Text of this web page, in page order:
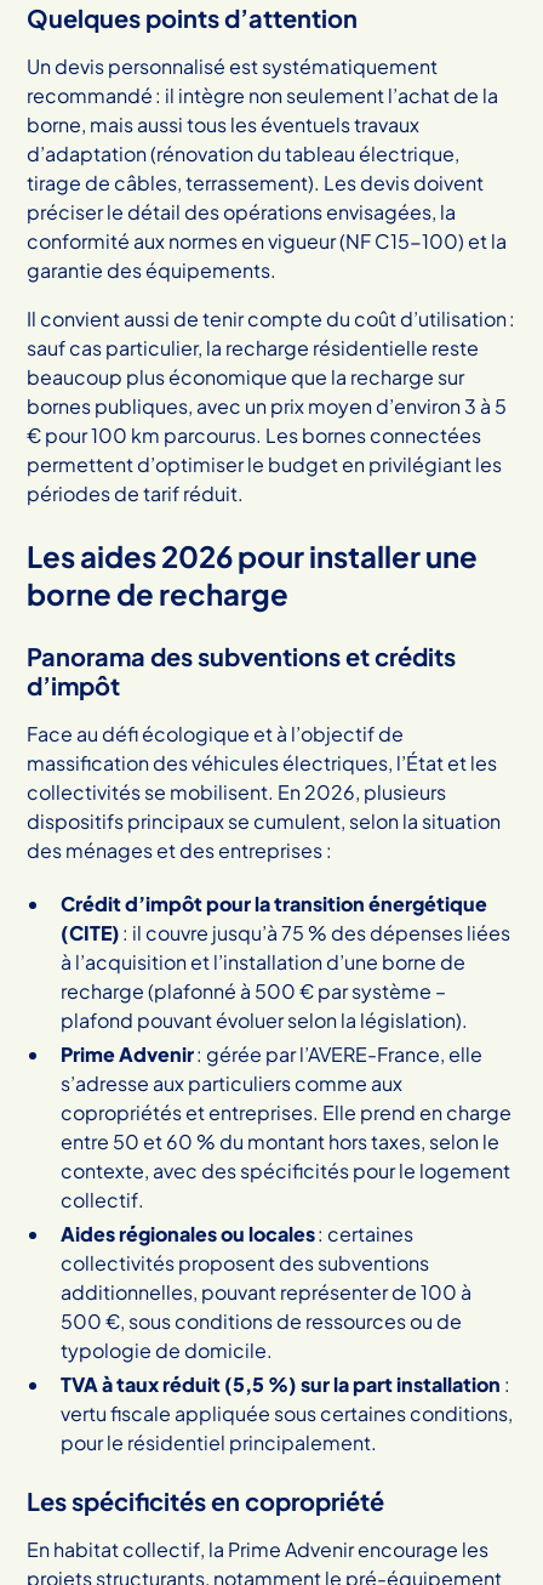
Quelques points d’attention
Un devis personnalisé est systématiquement
recommandé : il intègre non seulement l’achat de la
borne, mais aussi tous les éventuels travaux
d’adaptation (rénovation du tableau électrique,
tirage de câbles, terrassement). Les devis doivent
préciser le détail des opérations envisagées, la
conformité aux normes en vigueur (NF C15-100) et la
garantie des équipements.
Il convient aussi de tenir compte du coût d’utilisation :
sauf cas particulier, la recharge résidentielle reste
beaucoup plus économique que la recharge sur
bornes publiques, avec un prix moyen d’environ 3 à 5
€ pour 100 km parcourus. Les bornes connectées
permettent d’optimiser le budget en privilégiant les
périodes de tarif réduit.
Les aides 2026 pour installer une
borne de recharge
Panorama des subventions et crédits
d’impôt
Face au défi écologique et à l’objectif de
massification des véhicules électriques, l’État et les
collectivités se mobilisent. En 2026, plusieurs
dispositifs principaux se cumulent, selon la situation
des ménages et des entreprises :
Crédit d’impôt pour la transition énergétique
(CITE): il couvre jusqu’à 75 % des dépenses liées
à l’acquisition et l’installation d’une borne de
recharge (plafonné à 500 € par système –
plafond pouvant évoluer selon la législation).
Prime Advenir: gérée par l’AVERE-France, elle
s’adresse aux particuliers comme aux
copropriétés et entreprises. Elle prend en charge
entre 50 et 60 % du montant hors taxes, selon le
contexte, avec des spécificités pour le logement
collectif.
Aides régionales ou locales: certaines
collectivités proposent des subventions
additionnelles, pouvant représenter de 100 à
500 €, sous conditions de ressources ou de
typologie de domicile.
TVA à taux réduit (5,5 %) sur la part installation :
vertu fiscale appliquée sous certaines conditions,
pour le résidentiel principalement.
Les spécificités en copropriété
En habitat collectif, la Prime Advenir encourage les
projets structurants, notamment le pré-équipement